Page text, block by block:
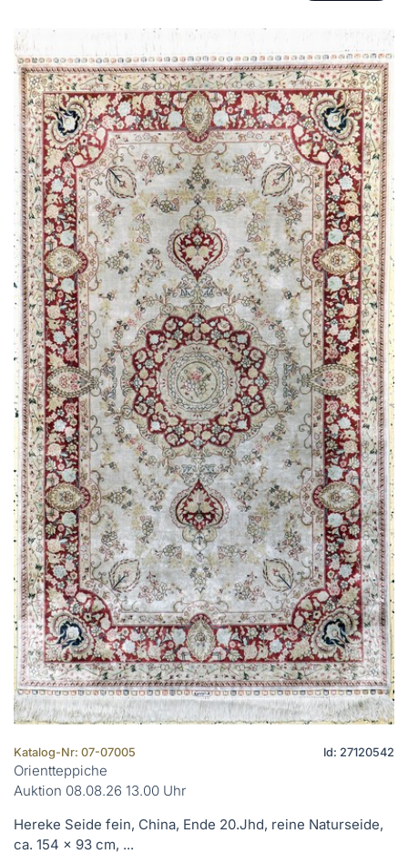
Katalog-Nr: 07-07005 Id: 27120542
Orientteppiche
Auktion 08.08.26 13.00 Uhr
Hereke Seide fein, China, Ende 20.Jhd, reine Naturseide,
ca. 154 x 93 cm, ...